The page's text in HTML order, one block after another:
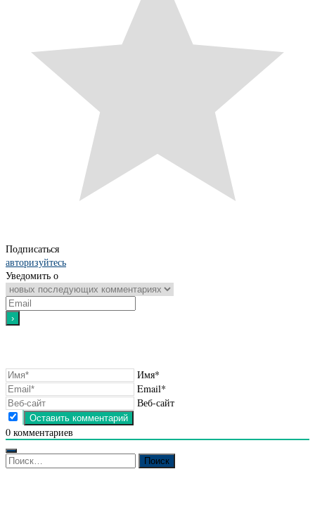
Подписаться
авторизуйтесь
Уведомить о
Имя*
Email*
Веб-сайт
0 комментариев
Найти: